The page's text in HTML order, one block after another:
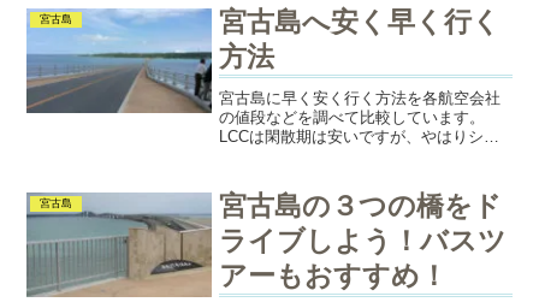
の天ぷらやグルクンの揚げだしなど、美
味しいものだらけでした！
宮古島
宮古島へ安く早く行く
方法
宮古島に早く安く行く方法を各航空会社
の値段などを調べて比較しています。
LCCは閑散期は安いですが、やはりシー
ます。
宮古島
宮古島の３つの橋をド
ライブしよう！バスツ
アーもおすすめ！